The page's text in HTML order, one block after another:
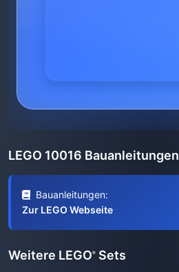
LEGO 10016 Bauanleitungen
Bauanleitungen:
Zur LEGO Webseite
Weitere LEGO® Sets